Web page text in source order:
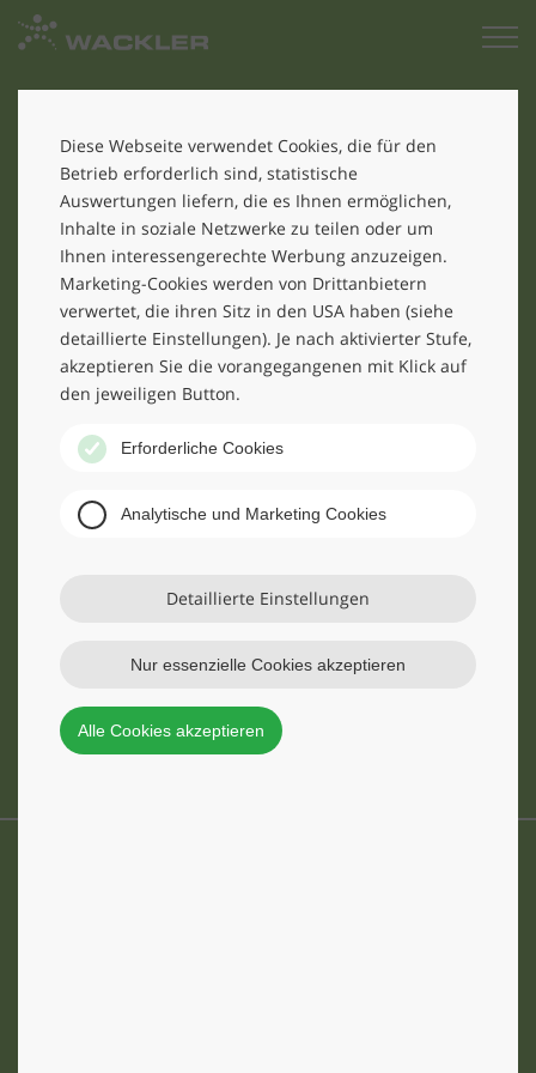
Diese Webseite verwendet Cookies, die für den
Betrieb erforderlich sind, statistische
Auswertungen liefern, die es Ihnen ermöglichen,
Inhalte in soziale Netzwerke zu teilen oder um
Ihnen interessengerechte Werbung anzuzeigen.
Marketing-Cookies werden von Drittanbietern
verwertet, die ihren Sitz in den USA haben (siehe
detaillierte Einstellungen). Je nach aktivierter Stufe,
akzeptieren Sie die vorangegangenen mit Klick auf
den jeweiligen Button.
Erforderliche Cookies
Analytische und Marketing Cookies
Detaillierte Einstellungen
Nur essenzielle Cookies akzeptieren
Alle Cookies akzeptieren
Startseite
Was können wir für Sie tun?
Wir beraten Sie gerne und erstellen Ihnen ein
individuelles Angebot. Kontaktieren Sie uns!
zum Kontaktformular